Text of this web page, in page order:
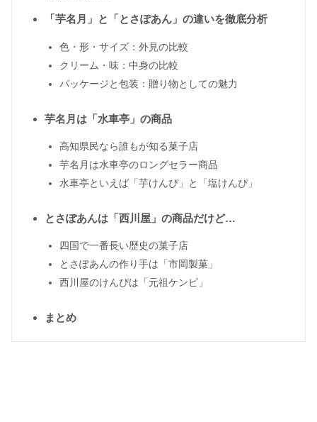
「芋名月」と「とさぽあん」の違いを徹底分析
色・形・サイズ：外見の比較
クリーム・味：中身の比較
パッケージと包装：贈り物としての魅力
芋名月は「水車亭」の商品
高知県民なら誰もが知る菓子店
芋名月は水車亭のロングセラー商品
水車亭といえば「芋けんぴ」と「塩けんぴ」
とさぽあんは「西川屋」の商品だけど…
四国で一番長い歴史の菓子店
とさぽあんの作り手は「市岡製菓」
西川屋のけんぴは「元祖ケンピ」
まとめ